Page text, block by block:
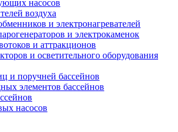
насосов
воздуха
и электронагревателей
и электрокаменок
и аттракционов
и осветительного оборудования
и поручней бассейнов
элементов бассейнов
насосов